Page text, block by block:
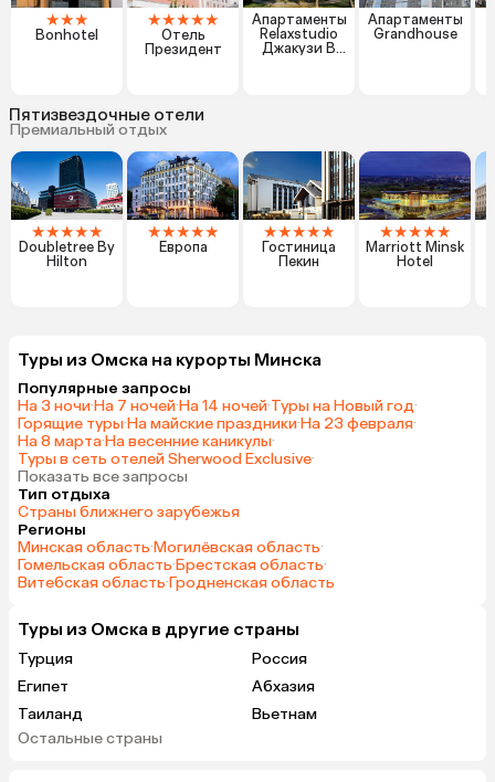
★★★
Bonhotel
★★★★★
Отель
Президент
Апартаменты
Relaxstudio
Джакузи В
Апартаменты
Grandhouse
Пятизвездочные отели
Премиальный отдых
★★★★★
Doubletree By
Hilton
★★★★★
Европа
★★★★★
Гостиница
Пекин
★★★★★
Marriott Minsk
Hotel
Туры из Омска на курорты Минска
Популярные запросы
На 3 ночи·На 7 ночей·На 14 ночей·Туры на Новый год·
Горящие туры·На майские праздники·На 23 февраля·
На 8 марта·На весенние каникулы·
Туры в сеть отелей Sherwood Exclusive·
Показать все запросы
Тип отдыха
Страны ближнего зарубежья
Регионы
Минская область·Могилёвская область·
Гомельская область·Брестская область·
Витебская область·Гродненская область
Туры из Омска в другие страны
Турция
Россия
Египет
Абхазия
Таиланд
Вьетнам
ОАЭ
Остальные страны